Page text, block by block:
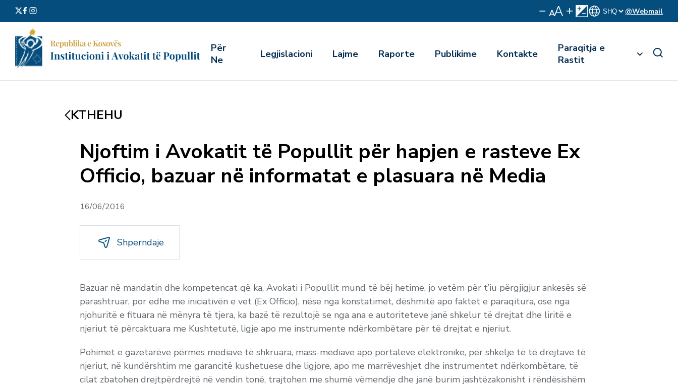
@Webmail
Për
Ne
Legjislacioni Lajme Raporte Publikime Kontakte
Paraqitja e
Rastit
KTHEHU
Njoftim i Avokatit të Popullit për hapjen e rasteve Ex
Officio, bazuar në informatat e plasuara në Media
16/06/2016
Shperndaje
Bazuar në mandatin dhe kompetencat që ka, Avokati i Popullit mund të bëj hetime, jo vetëm për t’iu përgjigjur ankesës së
parashtruar, por edhe me iniciativën e vet (Ex Officio), nëse nga konstatimet, dëshmitë apo faktet e paraqitura, ose nga
njohuritë e fituara në mënyra të tjera, ka bazë të rezultojë se nga ana e autoriteteve janë shkelur të drejtat dhe liritë e
njeriut të përcaktuara me Kushtetutë, ligje apo me instrumente ndërkombëtare për të drejtat e njeriut.
Pohimet e gazetarëve përmes mediave të shkruara, mass-mediave apo portaleve elektronike, për shkelje të të drejtave të
njeriut, në kundërshtim me garancitë kushetuese dhe ligjore, apo me marrëveshjet dhe instrumentet ndërkombëtare, të
cilat zbatohen drejtpërdrejtë në vendin tonë, trajtohen me shumë vëmendje dhe janë burim jashtëzakonisht i rëndësishëm